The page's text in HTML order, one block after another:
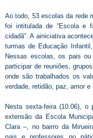
Ao todo, 53 escolas da rede
foi intitulada de “Escola e
cidadã”. A ainiciativa
turmas de Educação
Nessas escolas, os pais
participar de reuniões,
onde são trabalhados os
verdade, retidão, paz, amor e
Nesta sexta-feira (10.06), o
extensão da Escola
Clara –, no bairro da